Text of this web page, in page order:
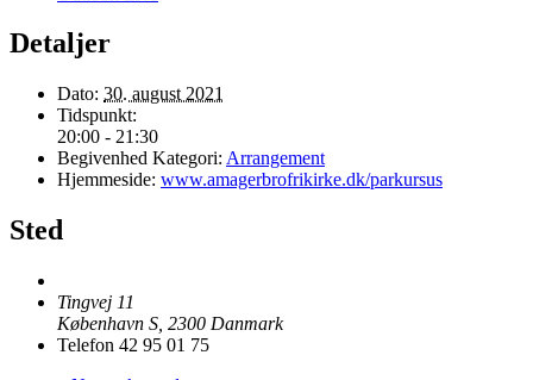
Detaljer
Dato: 30. august 2021
Tidspunkt:
20:00 - 21:30
Begivenhed Kategori: Arrangement
Hjemmeside: www.amagerbrofrikirke.dk/parkursus
Sted
Tingvej 11
København S 2300 Danmark
Telefon 42 95 01 75